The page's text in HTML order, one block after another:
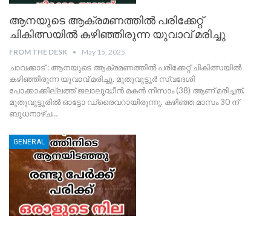
ആനയുടെ ആക്രമണത്തിൽ പരിക്കേറ്റ്
ചികിത്സയിൽ കഴിഞ്ഞിരുന്ന യുവാവ് മരിച്ചു
FROM THE DESK May 15, 2025
ചാവക്കാട് : ആനയുടെ ആക്രമണത്തിൽ പരിക്കേറ്റ് ചികിത്സയിൽ
കഴിഞ്ഞിരുന്ന യുവാവ് മരിച്ചു. മുതുവുട്ടൂർ സ്വദേശി
പോക്കാക്കില്ലത്ത് ജലാലുദ്ധീൻ മകൻ നിസാം (38) ആണ് മരിച്ചത്.
മുതുവുട്ടൂരിൽ ഓട്ടോ ഡ്രൈവറായിരുന്നു. കഴിഞ്ഞ മാസം 30 ന്
ബുധനാഴ്ച…
GENERAL